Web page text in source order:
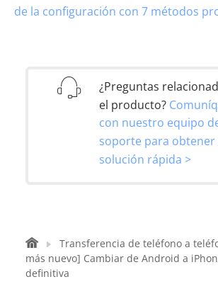
de la configuración con 7 métodos
¿Preguntas
el producto?
con nuestro equipo
soporte para obtener
solución rápida >
Transferencia de teléfono a
más nuevo] Cambiar de Android a
definitiva